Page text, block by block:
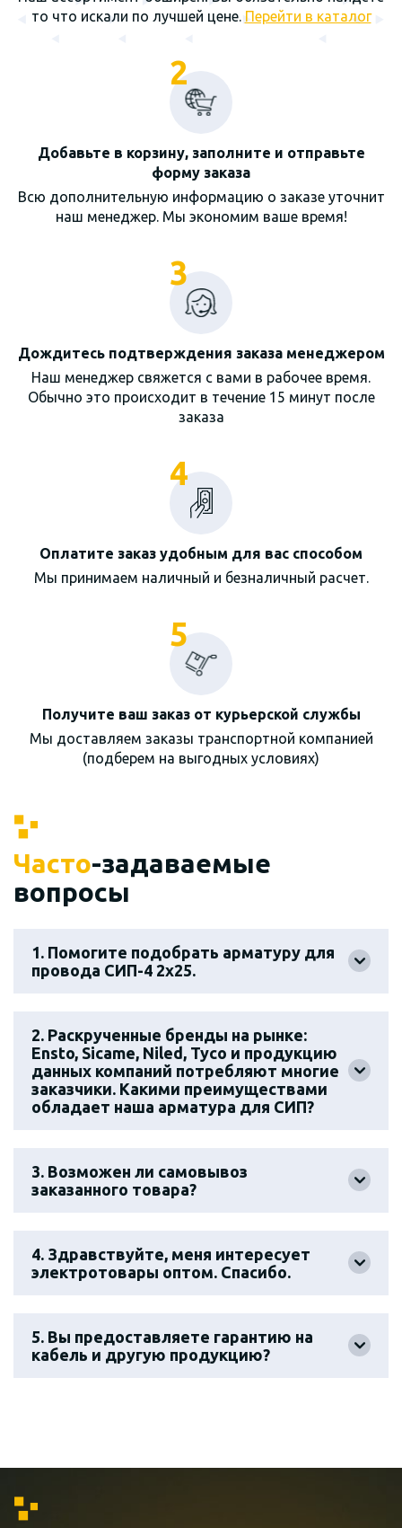
то что искали по лучшей цене. Перейти в каталог
2
Добавьте в корзину, заполните и отправьте
форму заказа
Всю дополнительную информацию о заказе уточнит
наш менеджер. Мы экономим ваше время!
3
Дождитесь подтверждения заказа менеджером
Наш менеджер свяжется с вами в рабочее время.
Обычно это происходит в течение 15 минут после
заказа
4
Оплатите заказ удобным для вас способом
Мы принимаем наличный и безналичный расчет.
5
Получите ваш заказ от курьерской службы
Мы доставляем заказы транспортной компанией
(подберем на выгодных условиях)
Часто-задаваемые
вопросы
1. Помогите подобрать арматуру для
провода СИП-4 2х25.
2. Раскрученные бренды на рынке:
Ensto, Sicame, Niled, Tyco и продукцию
данных компаний потребляют многие
заказчики. Какими преимуществами
обладает наша арматура для СИП?
3. Возможен ли самовывоз
заказанного товара?
4. Здравствуйте, меня интересует
электротовары оптом. Спасибо.
5. Вы предоставляете гарантию на
кабель и другую продукцию?